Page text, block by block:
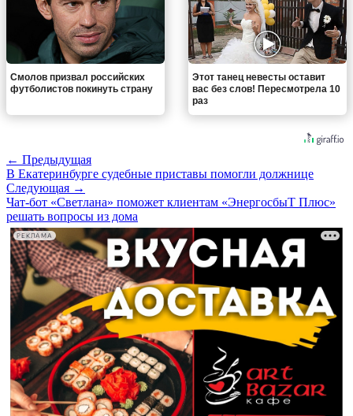
Смолов призвал российских
футболистов покинуть страну
Этот танец невесты оставит
вас без слов! Пересмотрела 10
раз
← Предыдущая
В Екатеринбурге судебные приставы помогли должнице
Следующая →
Чат-бот «Светлана» поможет клиентам «ЭнергосбыТ Плюс»
решать вопросы из дома
РЕКЛАМА